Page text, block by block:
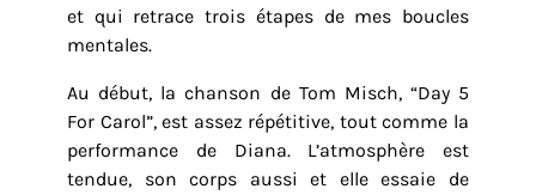
et qui retrace trois étapes de mes boucles
mentales.
Au début, la chanson de Tom Misch, “Day 5
For Carol”, est assez répétitive, tout comme la
performance de Diana. L’atmosphère est
tendue, son corps aussi et elle essaie de